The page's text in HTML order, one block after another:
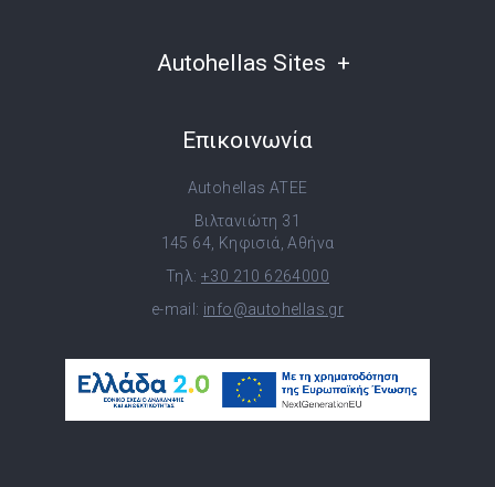
Autohellas Sites
Επικοινωνία
Autohellas ATEE
Βιλτανιώτη 31
145 64, Κηφισιά, Αθήνα
Τηλ: +30 210 6264000
e-mail: info@autohellas.gr